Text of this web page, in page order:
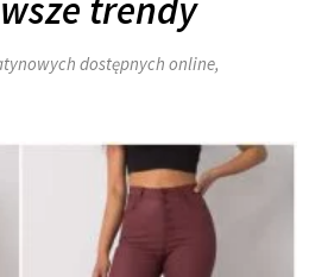
trendy
dostępnych online,